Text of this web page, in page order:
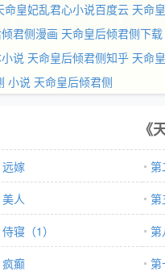
命皇妃乱君心小说百度云 天命
君侧漫画 天命皇后倾君侧下载
说 天命皇后倾君侧知乎 天命
小说 天命皇后倾君侧
《
嫁 第
人
寝（1）
第
癫